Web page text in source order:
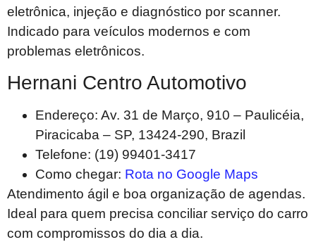
eletrônica, injeção e diagnóstico por scanner.
Indicado para veículos modernos e com
problemas eletrônicos.
Hernani Centro Automotivo
Endereço: Av. 31 de Março, 910 – Paulicéia,
Piracicaba – SP, 13424-290, Brazil
Telefone: (19) 99401-3417
Como chegar: Rota no Google Maps
Atendimento ágil e boa organização de agendas.
Ideal para quem precisa conciliar serviço do carro
com compromissos do dia a dia.